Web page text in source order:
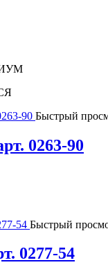
Быстрый
0263-90
Быстрый
0277-54